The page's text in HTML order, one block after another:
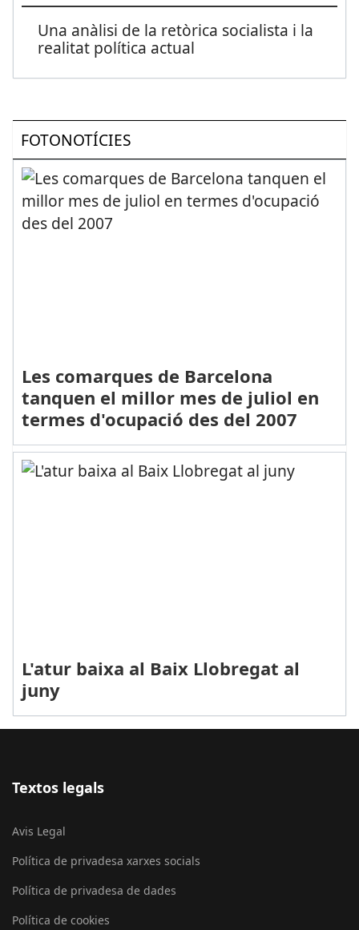
Una anàlisi de la retòrica socialista i la
realitat política actual
FOTONOTÍCIES
Les comarques de Barcelona
tanquen el millor mes de juliol en
termes d'ocupació des del 2007
L'atur baixa al Baix Llobregat al
juny
Textos legals
Avis Legal
Política de privadesa xarxes socials
Política de privadesa de dades
Política de cookies